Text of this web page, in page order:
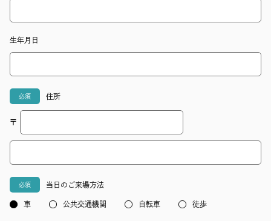
生年月日
必須 住所
〒
必須 当日のご来場方法
車 公共交通機関 自転車 徒歩